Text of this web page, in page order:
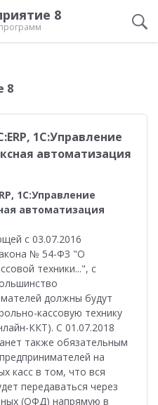
8
8
1С:Управление
автоматизация
1С:Управление
автоматизация
с 03.07.2016
№ 54-ФЗ "О
техники...", с
должны будут
кассовую технику
ККТ). С 01.07.2018
также обязательным
на
касс в том, что вся
передаваться через
(ОФД) напрямую в